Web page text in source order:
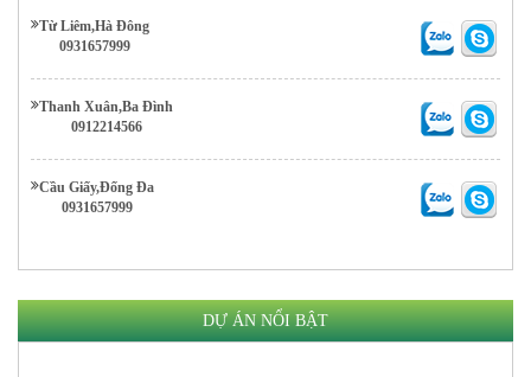
Từ Liêm,Hà Đông
0931657999
Thanh Xuân,Ba Đình
0912214566
Cầu Giấy,Đống Đa
0931657999
DỰ ÁN NỔI BẬT